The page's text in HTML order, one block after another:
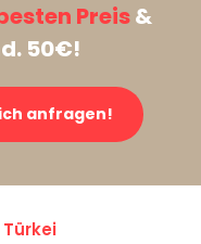
Preis&
50€!
anfragen!